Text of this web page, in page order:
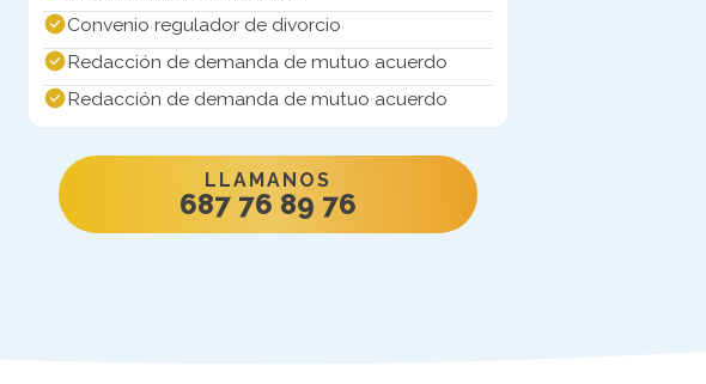
Convenio regulador de divorcio
Redacción de demanda de mutuo acuerdo
Redacción de demanda de mutuo acuerdo
LLAMANOS
687 76 89 76